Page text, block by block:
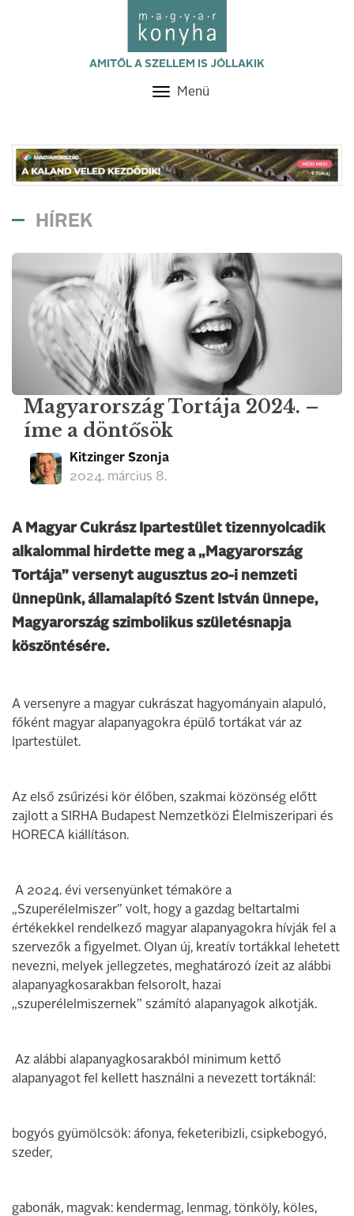
AMITŐL A SZELLEM IS JÓLLAKIK
Toggle
Menü
HÍREK
Magyarország Tortája 2024. –
íme a döntősök
Kitzinger Szonja
2024. március 8.
A Magyar Cukrász Ipartestület tizennyolcadik
alkalommal hirdette meg a „Magyarország
Tortája” versenyt augusztus 20-i nemzeti
ünnepünk, államalapító Szent István ünnepe,
Magyarország szimbolikus születésnapja
köszöntésére.
A versenyre a magyar cukrászat hagyományain alapuló,
főként magyar alapanyagokra épülő tortákat vár az
Ipartestület.
Az első zsűrizési kör élőben, szakmai közönség előtt
zajlott a SIRHA Budapest Nemzetközi Élelmiszeripari és
HORECA kiállításon.
A 2024. évi versenyünket témaköre a
„Szuperélelmiszer” volt, hogy a gazdag beltartalmi
értékekkel rendelkező magyar alapanyagokra hívják fel a
szervezők a figyelmet. Olyan új, kreatív tortákkal lehetett
nevezni, melyek jellegzetes, meghatározó ízeit az alábbi
alapanyagkosarakban felsorolt, hazai
„szuperélelmiszernek” számító alapanyagok alkotják.
Az alábbi alapanyagkosarakból minimum kettő
alapanyagot fel kellett használni a nevezett tortáknál:
bogyós gyümölcsök: áfonya, feketeribizli, csipkebogyó,
szeder,
gabonák, magvak: kendermag, lenmag, tönköly, köles,